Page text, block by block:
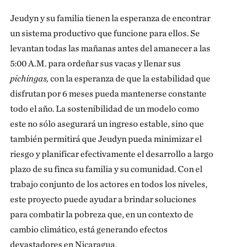
Jeudyn y su familia tienen la esperanza de encontrar
un sistema productivo que funcione para ellos. Se
levantan todas las mañanas antes del amanecer a las
5:00 A.M. para ordeñar sus vacas y llenar sus
pichingas,con la esperanza de que la estabilidad que
disfrutan por 6 meses pueda mantenerse constante
todo el año. La sostenibilidad de un modelo como
este no sólo asegurará un ingreso estable, sino que
también permitirá que Jeudyn pueda minimizar el
riesgo y planificar efectivamente el desarrollo a largo
plazo de su finca su familia y su comunidad. Con el
trabajo conjunto de los actores en todos los niveles,
este proyecto puede ayudar a brindar soluciones
para combatir la pobreza que, en un contexto de
cambio climático, está generando efectos
devastadores en Nicaragua.